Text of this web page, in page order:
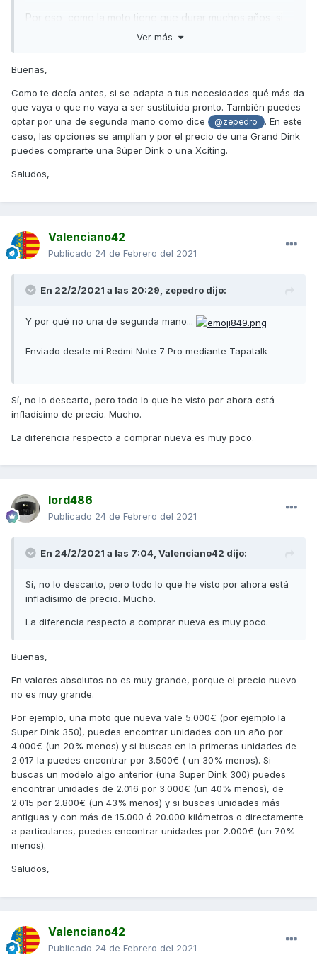
Por eso, como la moto tiene que durar muchos años, si
invierto esa cantidad de dinero (que es importante para
desfasado.
Gracias de nuevo por las opiniones, muy bien recibidas.
Ver más
Buenas,
Como te decía antes, si se adapta a tus necesidades qué más da
que vaya o que no vaya a ser sustituida pronto. También puedes
optar por una de segunda mano como dice
@zepedro
. En este
caso, las opciones se amplían y por el precio de una Grand Dink
puedes comprarte una Súper Dink o una Xciting.
Saludos,
Valenciano42
Publicado 24 de Febrero del 2021
En 22/2/2021 a las 20:29, zepedro dijo:
Y por qué no una de segunda mano...
Enviado desde mi Redmi Note 7 Pro mediante Tapatalk
Sí, no lo descarto, pero todo lo que he visto por ahora está
infladísimo de precio. Mucho.
La diferencia respecto a comprar nueva es muy poco.
lord486
Publicado 24 de Febrero del 2021
En 24/2/2021 a las 7:04, Valenciano42 dijo:
Sí, no lo descarto, pero todo lo que he visto por ahora está
infladísimo de precio. Mucho.
La diferencia respecto a comprar nueva es muy poco.
Buenas,
En valores absolutos no es muy grande, porque el precio nuevo
no es muy grande.
Por ejemplo, una moto que nueva vale 5.000€ (por ejemplo la
Super Dink 350), puedes encontrar unidades con un año por
4.000€ (un 20% menos) y si buscas en la primeras unidades de
2.017 la puedes encontrar por 3.500€ ( un 30% menos). Si
buscas un modelo algo anterior (una Super Dink 300) puedes
encontrar unidades de 2.016 por 3.000€ (un 40% menos), de
2.015 por 2.800€ (un 43% menos) y si buscas unidades más
antiguas y con más de 15.000 ó 20.000 kilómetros o directamente
a particulares, puedes encontrar unidades por 2.000€ (un 70%
menos).
Saludos,
Valenciano42
Publicado 24 de Febrero del 2021